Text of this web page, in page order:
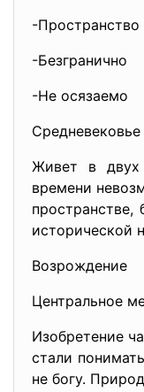
-Пространство
-Безгранично
-Не осязаемо
Средневековье
Живет в двух
времени
исторической
Возрождение
Центральное
Изобретение
стали
не богу.